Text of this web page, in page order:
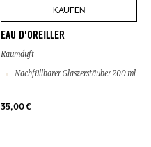
KAUFEN
EAU D'OREILLER
Raumduft
Nachfüllbarer Glaszerstäuber 200 ml
35,00 €